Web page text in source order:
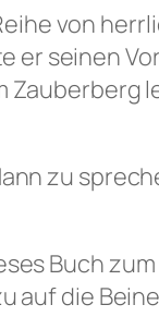
von
er seinen
zu
Buch
auf die